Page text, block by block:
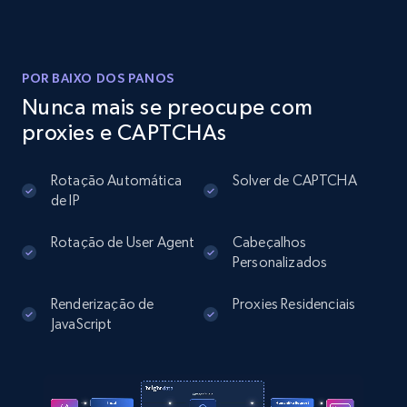
comments, Date posted, Likes, Photos, and
Instagram - Posts - Collects posts from a
specific URLs by using profile URL
comments, Date posted, Likes, Photos, and
more.
POR BAIXO DOS PANOS
Nunca mais se preocupe com
proxies e CAPTCHAs
Rotação Automática
de IP
Solver de CAPTCHA
Rotação de User Agent
Cabeçalhos
Personalizados
Renderização de
JavaScript
Proxies Residenciais